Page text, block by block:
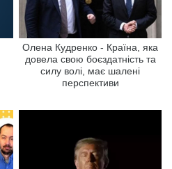
Олена Кудренко - Країна, яка
довела свою боєздатність та
силу волі, має шалені
перспективи